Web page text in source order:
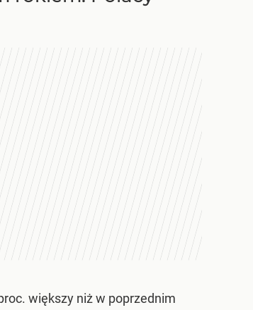
większy niż w poprzednim